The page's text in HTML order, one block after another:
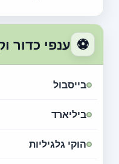
⚽ ענפי כדור
בייסבול
ביליארד
הוקי גלגיליות